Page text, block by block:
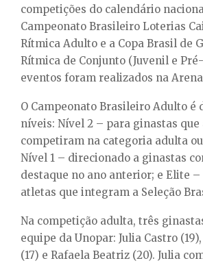
competições do calendário
Campeonato Brasileiro Loterias
Rítmica Adulto e a Copa Brasil de
Rítmica de Conjunto (Juvenil e
eventos foram realizados na Arena
O Campeonato Brasileiro Adulto é
níveis: Nível 2 – para ginastas que
competiram na categoria adulta
Nível 1 – direcionado a ginastas
destaque no ano anterior; e Elite
atletas que integram a Seleção
Na competição adulta, três
equipe da Unopar: Julia Castro
(17) e Rafaela Beatriz (20). Julia